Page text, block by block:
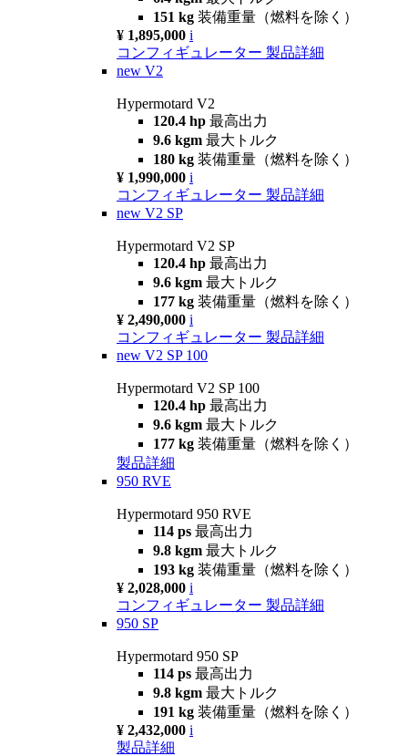
151 kg 装備重量（燃料を除く）
¥ 1,895,000 i
コンフィギュレーター 製品詳細
new V2
Hypermotard V2
120.4 hp 最高出力
9.6 kgm 最大トルク
180 kg 装備重量（燃料を除く）
¥ 1,990,000 i
コンフィギュレーター 製品詳細
new V2 SP
Hypermotard V2 SP
120.4 hp 最高出力
9.6 kgm 最大トルク
177 kg 装備重量（燃料を除く）
¥ 2,490,000 i
コンフィギュレーター 製品詳細
new V2 SP 100
Hypermotard V2 SP 100
120.4 hp 最高出力
9.6 kgm 最大トルク
177 kg 装備重量（燃料を除く）
製品詳細
950 RVE
Hypermotard 950 RVE
114 ps 最高出力
9.8 kgm 最大トルク
193 kg 装備重量（燃料を除く）
¥ 2,028,000 i
コンフィギュレーター 製品詳細
950 SP
Hypermotard 950 SP
114 ps 最高出力
9.8 kgm 最大トルク
191 kg 装備重量（燃料を除く）
¥ 2,432,000 i
製品詳細